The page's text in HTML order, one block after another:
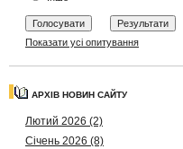
Показати усі опитування
АРХІВ НОВИН САЙТУ
Лютий 2026 (2)
Січень 2026 (8)